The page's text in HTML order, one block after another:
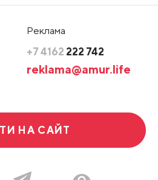
Реклама
+7 4162 222 742
reklama@amur.life
НА САЙТ